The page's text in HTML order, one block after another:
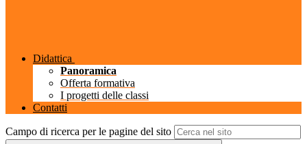
Didattica
Panoramica
Offerta formativa
I progetti delle classi
Contatti
Campo di ricerca per le pagine del sito